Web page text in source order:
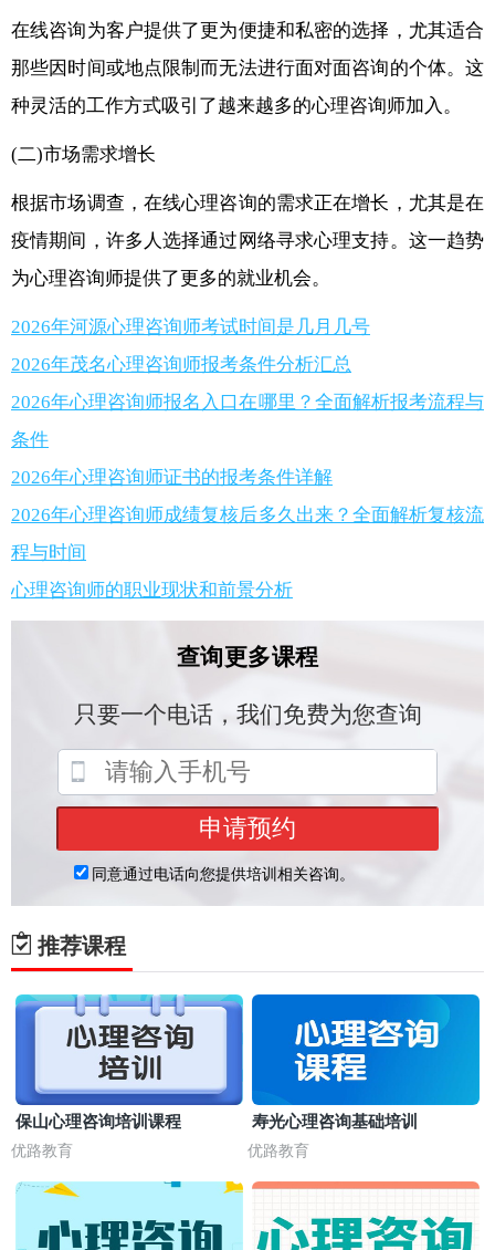
在线咨询为客户提供了更为便捷和私密的选择，尤其适合
那些因时间或地点限制而无法进行面对面咨询的个体。这
种灵活的工作方式吸引了越来越多的心理咨询师加入。
(二)市场需求增长
根据市场调查，在线心理咨询的需求正在增长，尤其是在
疫情期间，许多人选择通过网络寻求心理支持。这一趋势
为心理咨询师提供了更多的就业机会。
2026年河源心理咨询师考试时间是几月几号
2026年茂名心理咨询师报考条件分析汇总
2026年心理咨询师报名入口在哪里？全面解析报考流程与
条件
2026年心理咨询师证书的报考条件详解
2026年心理咨询师成绩复核后多久出来？全面解析复核流
程与时间
心理咨询师的职业现状和前景分析
推荐课程
保山心理咨询培训课程
优路教育
寿光心理咨询基础培训
优路教育